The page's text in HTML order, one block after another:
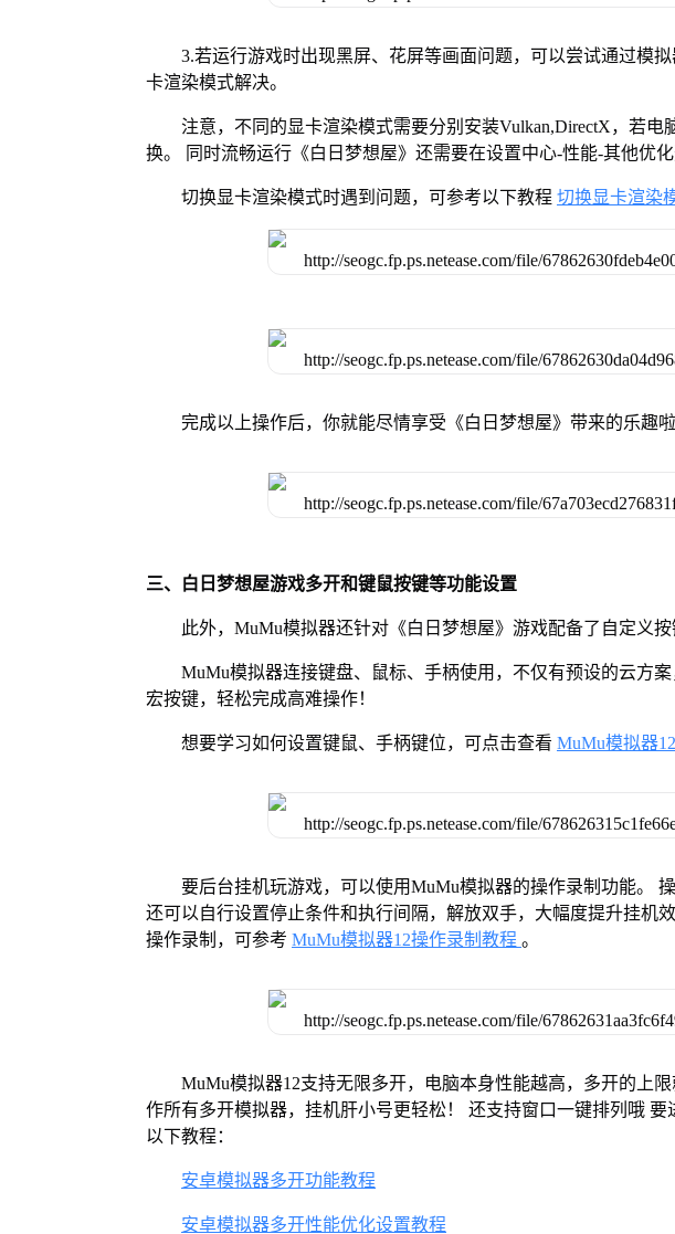
3.若运行游戏时出现黑屏、花屏等画面问题，可以尝试通过模
卡渲染模式解决。
注意，不同的显卡渲染模式需要分别安装Vulkan,DirectX，若电
换。 同时流畅运行《白日梦想屋》还需要在设置中心-性能-其他优化
切换显卡渲染模式时遇到问题，可参考以下教程 切换显卡渲染
完成以上操作后，你就能尽情享受《白日梦想屋》带来的乐趣啦
三、白日梦想屋游戏多开和键鼠按键等功能设置
此外，MuMu模拟器还针对《白日梦想屋》游戏配备了自定义
MuMu模拟器连接键盘、鼠标、手柄使用，不仅有预设的云方案
宏按键，轻松完成高难操作！
想要学习如何设置键鼠、手柄键位，可点击查看 MuMu模拟器
要后台挂机玩游戏，可以使用MuMu模拟器的操作录制功能。
还可以自行设置停止条件和执行间隔，解放双手，大幅度提升挂机
操作录制，可参考 MuMu模拟器12操作录制教程 。
MuMu模拟器12支持无限多开，电脑本身性能越高，多开的上
作所有多开模拟器，挂机肝小号更轻松！ 还支持窗口一键排列哦
以下教程：
安卓模拟器多开功能教程
安卓模拟器多开性能优化设置教程